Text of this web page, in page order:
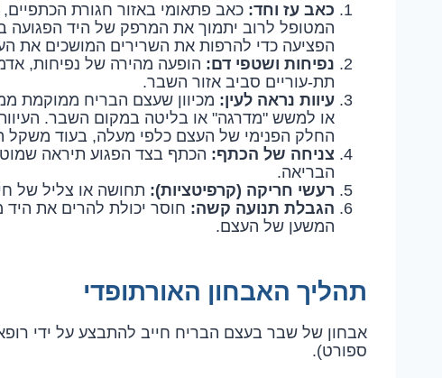
כאב עז וחד: כאב פתאומי באזור חגורת הכתפיים,
המטופל לרוב יתמוך את המרפק של היד הפגועה
הפציעה כדי להרפות את השרירים המושכים את
נפיחות ושטפי דם: הופעה מהירה של נפיחות,
תת-עוריים סביב אזור השבר.
עיוות נראה לעין: מכיוון שעצם הבריח ממוקמת
החלק הפנימי של העצם כלפי מעלה, בעוד משקל
צניחה של הכתף: הכתף בצד הפגוע תיראה
הבריאה.
רעשי חריקה (קרפיטציות): תחושה או צליל של
הגבלת תנועה קשה: חוסר יכולת להרים את
המשען של העצם.
תהליך האבחון האורתופדי
אבחון של שבר בעצם הבריח חייב להתבצע על ידי
ספורט).